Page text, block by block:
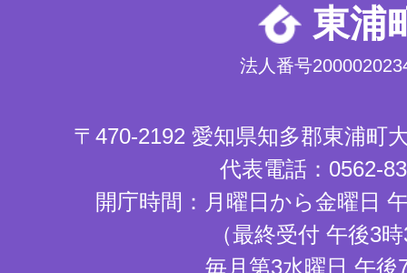
東浦
法人番号
〒470-2192 愛知県知多郡東浦町
代表電話：0562-
開庁時間：月曜日から金曜日
（最終受付 午後3
毎月第3水曜日 午後